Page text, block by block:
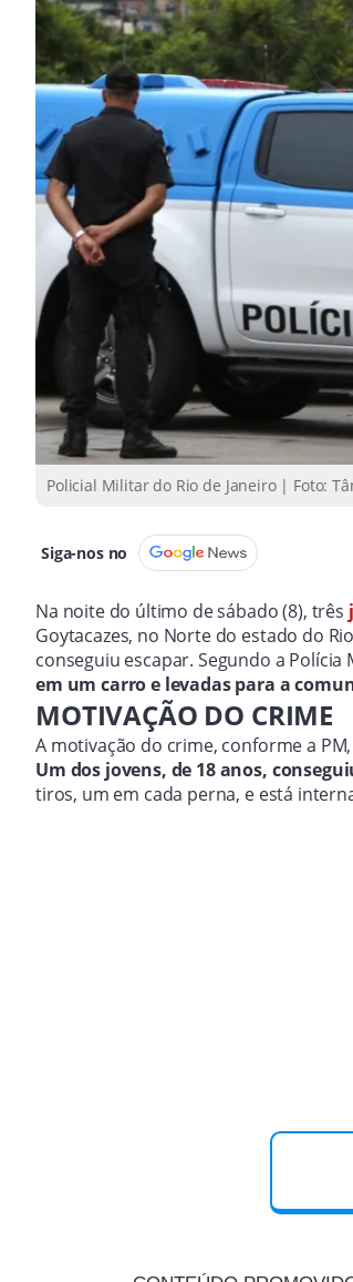
Policial Militar do Rio de Janeiro | Foto:
Siga-nos no
Na noite do último de sábado (8), três
Goytacazes, no Norte do estado do
conseguiu escapar. Segundo a
em um carro e levadas para a
MOTIVAÇÃO DO CRIME
A motivação do crime, conforme a
Um dos jovens, de 18 anos,
tiros, um em cada perna, e está